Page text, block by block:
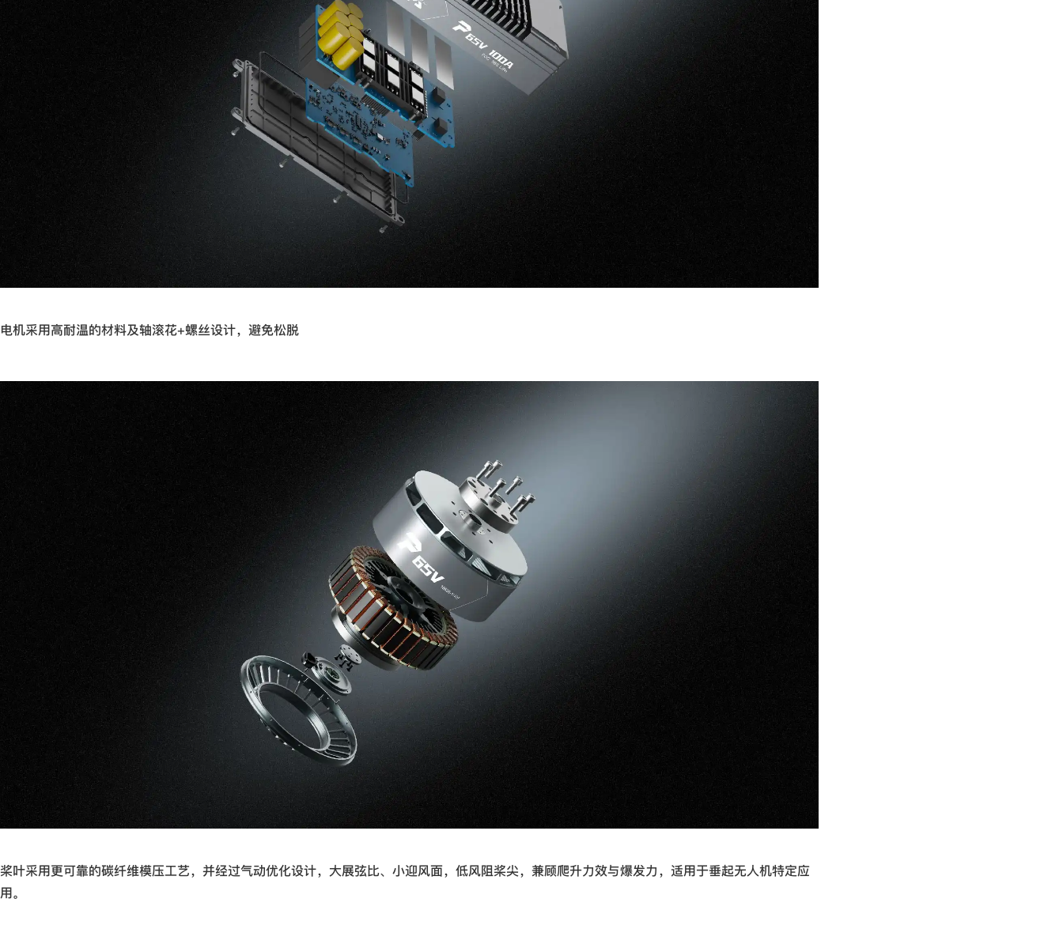
电机采用高耐温的材料及轴滚花+螺丝设计，避免松脱
桨叶采用更可靠的碳纤维模压工艺，并经过气动优化设计，大展弦比、小迎风面，低风阻桨尖，兼顾爬升力效与爆发力，适用于垂起无人机特定应
用。